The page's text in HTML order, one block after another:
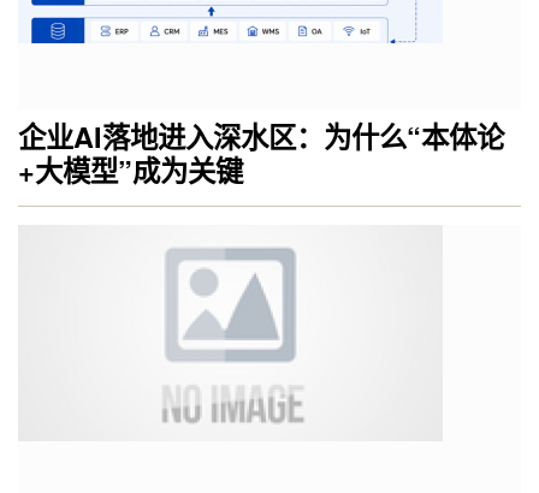
企业AI落地进入深水区：为什么“本体论
+大模型”成为关键